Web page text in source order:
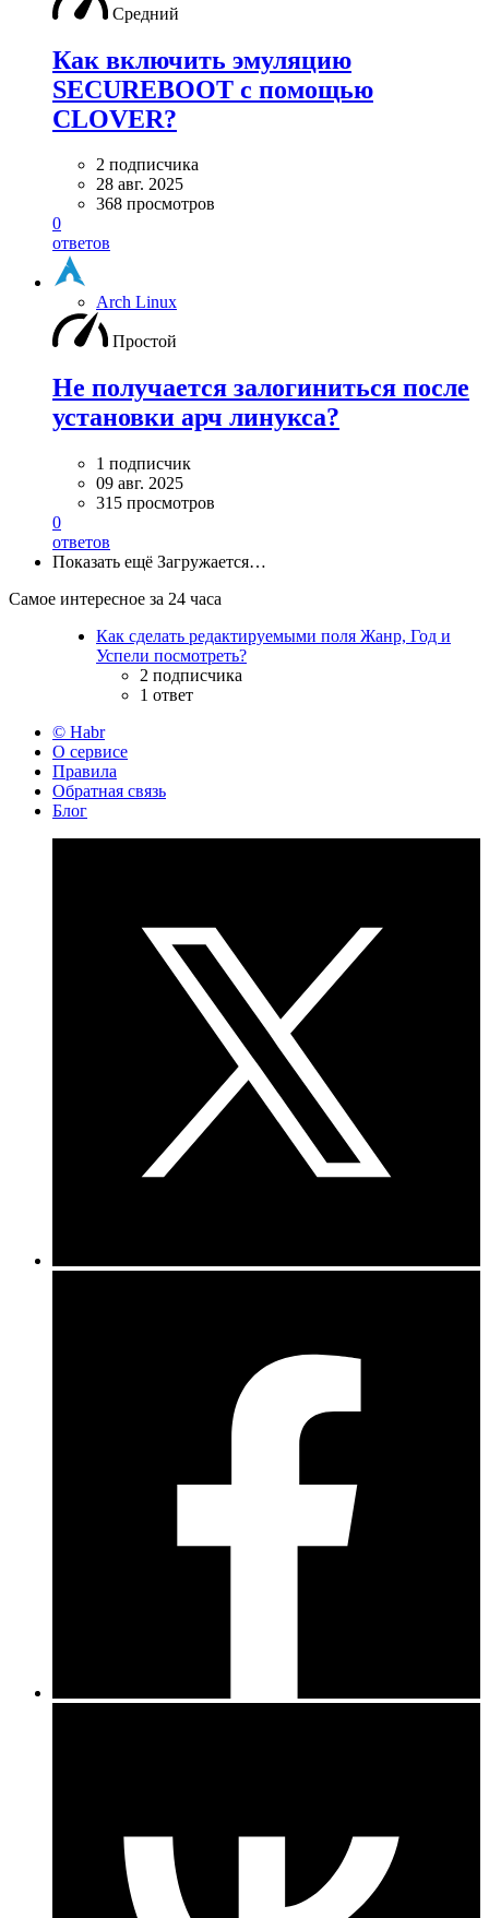
Средний
Как включить эмуляцию
SECUREBOOT с помощью
CLOVER?
2 подписчика
28 авг. 2025
368 просмотров
0
ответов
Arch Linux
Простой
Не получается залогиниться после
установки арч линукса?
1 подписчик
09 авг. 2025
315 просмотров
0
ответов
Показать ещё Загружается…
Самое интересное за 24 часа
Как сделать редактируемыми поля Жанр, Год и
Успели посмотреть?
2 подписчика
1 ответ
© Habr
О сервисе
Правила
Обратная связь
Блог